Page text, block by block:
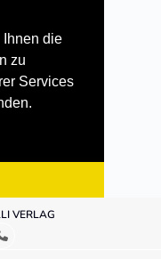
Ihnen die
zu
Services
VERLAG
Telefon